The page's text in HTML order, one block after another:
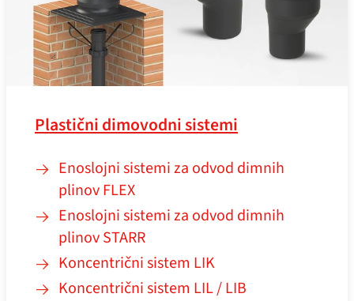
Plastični dimovodni sistemi
Enoslojni sistemi za odvod dimnih
plinov FLEX
Enoslojni sistemi za odvod dimnih
plinov STARR
Koncentrični sistem LIK
Koncentrični sistem LIL / LIB